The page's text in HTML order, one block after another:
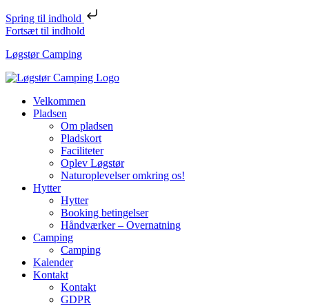
Spring til indhold
Fortsæt til indhold
Løgstør Camping
Velkommen
Pladsen
Om pladsen
Pladskort
Faciliteter
Oplev Løgstør
Naturoplevelser omkring os!
Hytter
Hytter
Booking betingelser
Håndværker – Overnatning
Camping
Camping
Kalender
Kontakt
Kontakt
GDPR